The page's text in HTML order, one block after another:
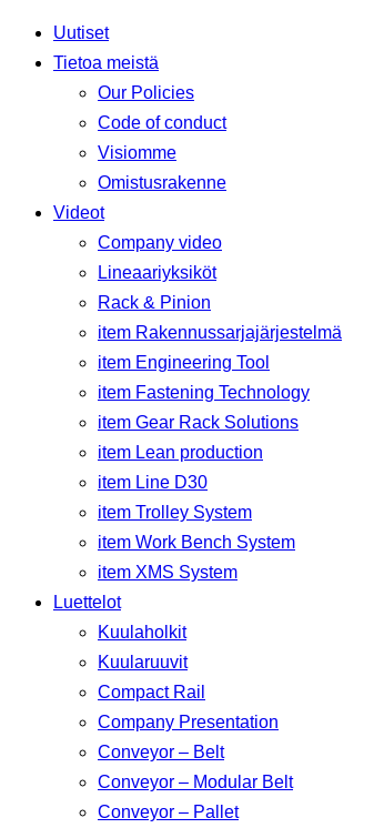
Uutiset
Tietoa meistä
Our Policies
Code of conduct
Visiomme
Omistusrakenne
Videot
Company video
Lineaariyksiköt
Rack & Pinion
item Rakennussarjajärjestelmä
item Engineering Tool
item Fastening Technology
item Gear Rack Solutions
item Lean production
item Line D30
item Trolley System
item Work Bench System
item XMS System
Luettelot
Kuulaholkit
Kuularuuvit
Compact Rail
Company Presentation
Conveyor – Belt
Conveyor – Modular Belt
Conveyor – Pallet